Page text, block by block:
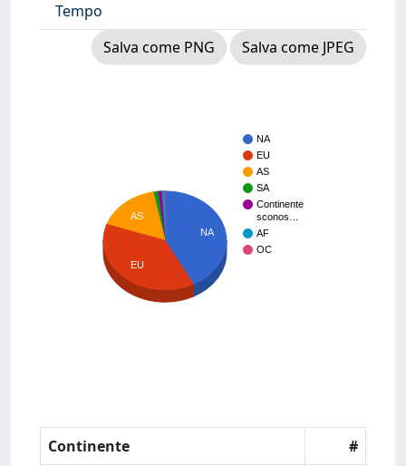
Tempo
Salva come PNG
Salva come JPEG
NA
EU
AS
SA
Continente
sconos…
AF
OC
NA
AS
EU
Continente
#